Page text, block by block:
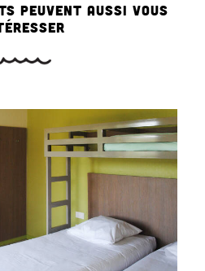
PEUVENT AUSSI VOUS